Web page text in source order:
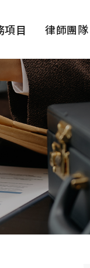
項目 律師團隊